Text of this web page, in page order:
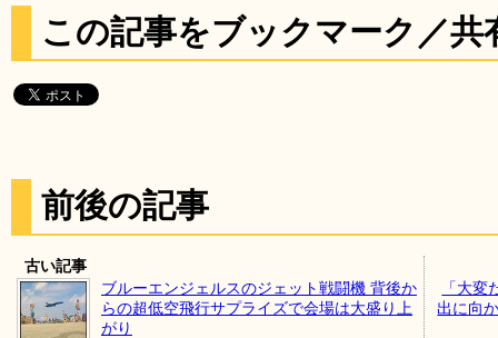
この記事をブックマーク／共
前後の記事
古い記事
ブルーエンジェルスのジェット戦闘機 背後か
らの超低空飛行サプライズで会場は大盛り上
がり
「大
出に向